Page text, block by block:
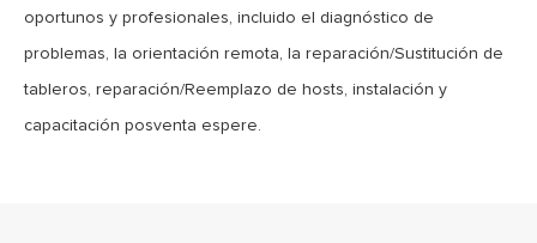
oportunos y profesionales, incluido el diagnóstico de
problemas, la orientación remota, la reparación/Sustitución de
tableros, reparación/Reemplazo de hosts, instalación y
capacitación posventa espere.